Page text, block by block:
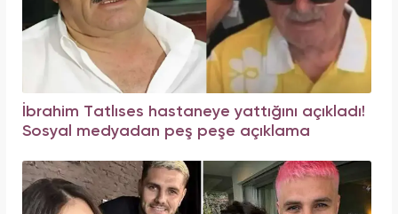
İbrahim Tatlıses hastaneye yattığını açıkladı!
Sosyal medyadan peş peşe açıklama